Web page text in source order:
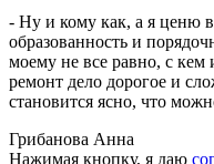
- Ну и кому как, а я ценю
образованность и
моему не все равно, с кем
ремонт дело дорогое и
становится ясно, что
Грибанова Анна
Нажимая кнопку, я даю